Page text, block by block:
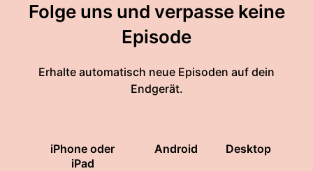
Folge uns und verpasse keine
Episode
Erhalte automatisch neue Episoden auf dein
Endgerät.
iPhone oder
iPad
Android Desktop